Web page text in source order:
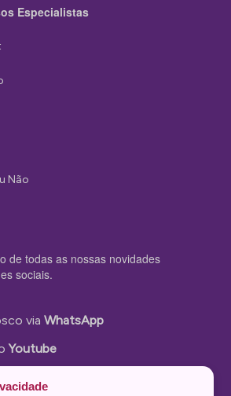
Especialistas
Não
de todas as nossas novidades
sociais.
viaWhatsApp
Youtube